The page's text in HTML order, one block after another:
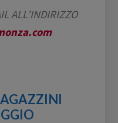
ALL’INDIRIZZO